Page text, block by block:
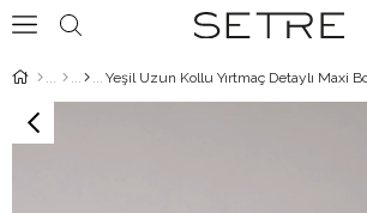
Yeşil Uzun Kollu Yırtmaç Detaylı Maxi